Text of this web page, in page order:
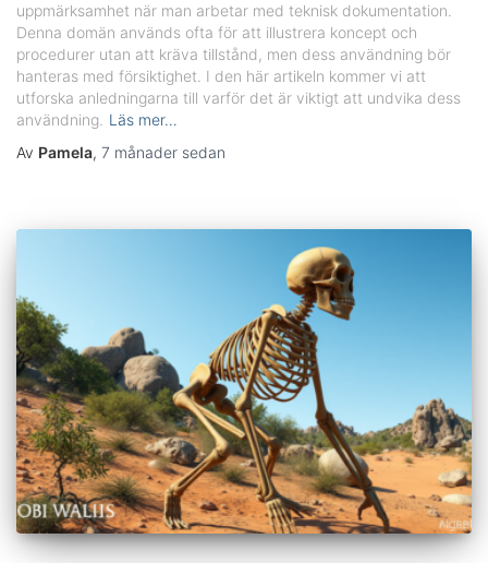
uppmärksamhet när man arbetar med teknisk dokumentation.
Denna domän används ofta för att illustrera koncept och
procedurer utan att kräva tillstånd, men dess användning bör
hanteras med försiktighet. I den här artikeln kommer vi att
utforska anledningarna till varför det är viktigt att undvika dess
användning. Läs mer…
Av Pamela, 7 månader sedan